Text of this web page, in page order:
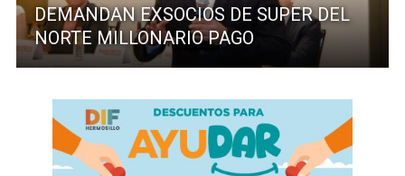
DEMANDAN EXSOCIOS DE SUPER DEL
NORTE MILLONARIO PAGO